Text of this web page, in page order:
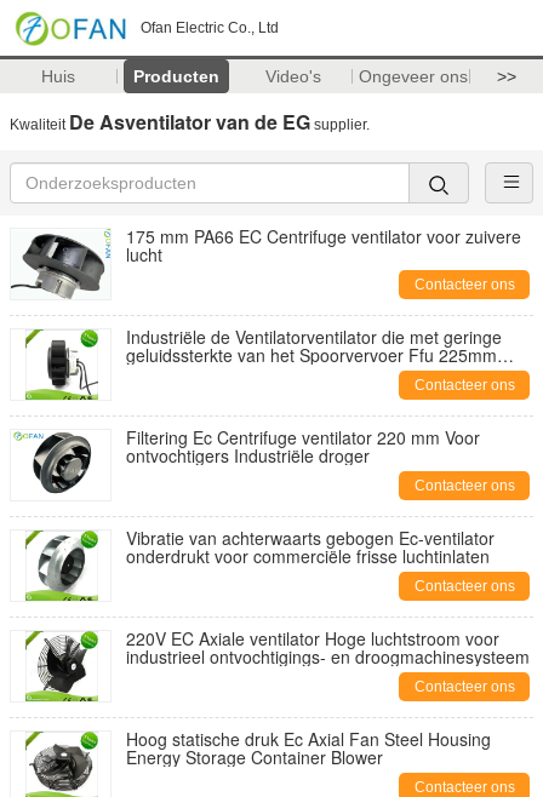
Ofan Electric Co., Ltd
Huis Producten Video's Ongeveer ons >>
Kwaliteit De Asventilator van de EG supplier.
175 mm PA66 EC Centrifuge ventilator voor zuivere
lucht
Contacteer ons
Industriële de Ventilatorventilator die met geringe
geluidssterkte van het Spoorvervoer Ffu 225mm
Contacteer ons
Filtering Ec Centrifuge ventilator 220 mm Voor
ontvochtigers Industriële droger
Contacteer ons
Vibratie van achterwaarts gebogen Ec-ventilator
onderdrukt voor commerciële frisse luchtinlaten
Contacteer ons
220V EC Axiale ventilator Hoge luchtstroom voor
industrieel ontvochtigings- en droogmachinesysteem
Contacteer ons
Hoog statische druk Ec Axial Fan Steel Housing
Energy Storage Container Blower
Contacteer ons